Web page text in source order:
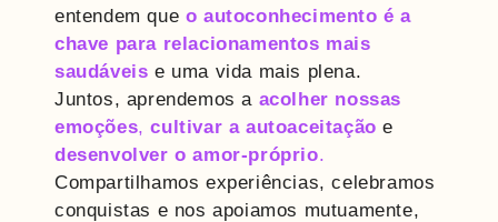
entendem que o autoconhecimento é a
chave para relacionamentos mais
saudáveis e uma vida mais plena.
Juntos, aprendemos a acolher nossas
emoções,cultivar a autoaceitação e
desenvolver o amor-próprio.
Compartilhamos experiências, celebramos
conquistas e nos apoiamos mutuamente,